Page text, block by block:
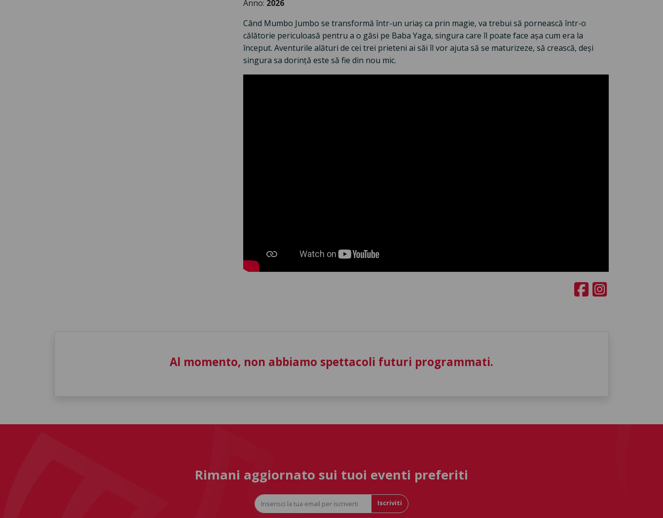
Anno: 2026
Când Mumbo Jumbo se transformă într-un uriaș ca prin magie, va trebui să pornească într-o
călătorie periculoasă pentru a o găsi pe Baba Yaga, singura care îl poate face așa cum era la
început. Aventurile alături de cei trei prieteni ai săi îl vor ajuta să se maturizeze, să crească, deși
singura sa dorință este să fie din nou mic.
Al momento, non abbiamo spettacoli futuri programmati.
Rimani aggiornato sui tuoi eventi preferiti
Iscriviti